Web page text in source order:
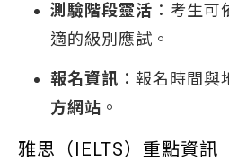
測驗階段靈活 ：考生
適的級別應試。
報名資訊 ：報名時間與
方網站 。
雅思（IELTS）重點資訊